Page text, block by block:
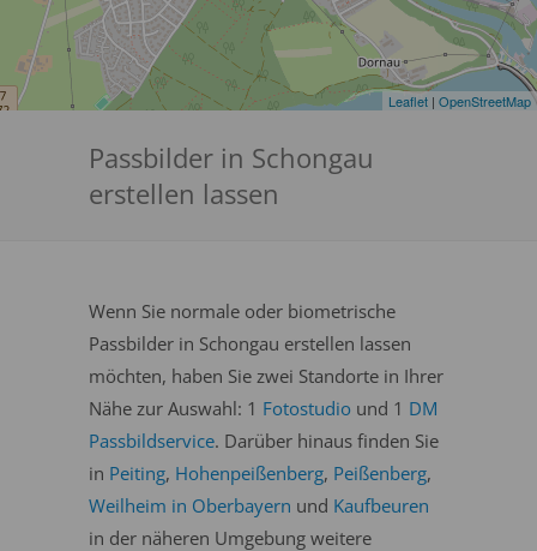
Leaflet | OpenStreetMap
Passbilder in Schongau
erstellen lassen
Wenn Sie normale oder biometrische
Passbilder in Schongau erstellen lassen
möchten, haben Sie zwei Standorte in Ihrer
Nähe zur Auswahl: 1 Fotostudio und 1 DM
Passbildservice. Darüber hinaus finden Sie
in Peiting, Hohenpeißenberg, Peißenberg,
Weilheim in Oberbayern und Kaufbeuren
in der näheren Umgebung weitere